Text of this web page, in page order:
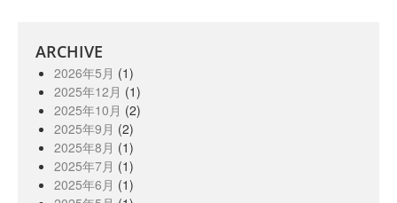
ARCHIVE
2026年5月 (1)
2025年12月 (1)
2025年10月 (2)
2025年9月 (2)
2025年8月 (1)
2025年7月 (1)
2025年6月 (1)